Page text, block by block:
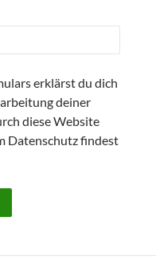
erklärst du dich
deiner
diese Website
Datenschutz findest